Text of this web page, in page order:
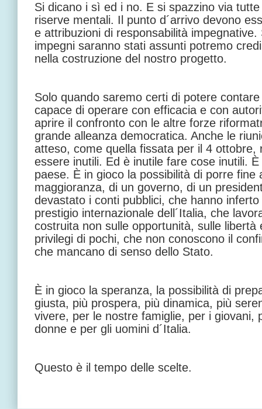
Si dicano i sì ed i no. E si spazzino via
riserve mentali. Il punto d´arrivo devono
e attribuzioni di responsabilità
impegni saranno stati assunti potremo
nella costruzione del nostro progetto.
Solo quando saremo certi di potere
capace di operare con efficacia e con
aprire il confronto con le altre forze
grande alleanza democratica. Anche le
atteso, come quella fissata per il 4 ottobre,
essere inutili. Ed è inutile fare cose inutili.
paese. È in gioco la possibilità di porre fine
maggioranza, di un governo, di un
devastato i conti pubblici, che hanno
prestigio internazionale dell´Italia, che
costruita non sulle opportunità, sulle
privilegi di pochi, che non conoscono il
che mancano di senso dello Stato.
È in gioco la speranza, la possibilità di
giusta, più prospera, più dinamica, più
vivere, per le nostre famiglie, per i giovani,
donne e per gli uomini d´Italia.
Questo è il tempo delle scelte.